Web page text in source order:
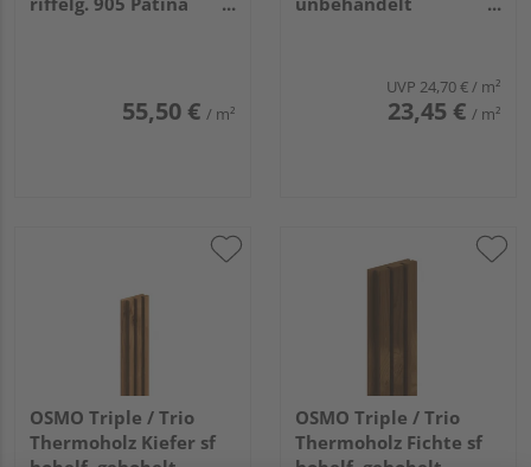
55,50 € / m²
UVP 24,70 €/ m²
23,45 € / m²
OSMO Triple / Trio
Thermoholz Kiefer sf
OSMO Triple / Trio
Thermoholz Fichte sf